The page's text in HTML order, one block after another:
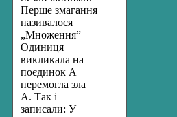
Перше змагання
називалося
„Множення”
Одиниця
викликала на
поєдинок А
перемогла зла
А. Так і
записали: У